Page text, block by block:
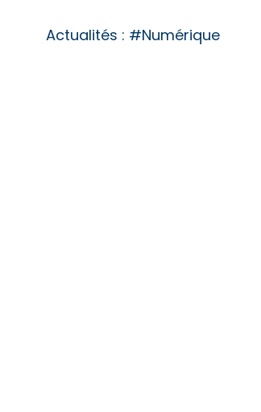
Actualités : #Numérique